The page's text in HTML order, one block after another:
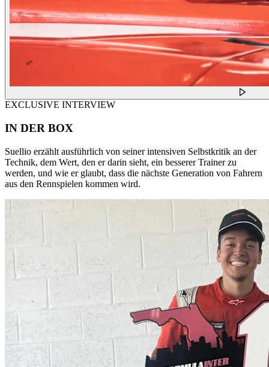
EXCLUSIVE INTERVIEW
IN DER BOX
Suellio erzählt ausführlich von seiner intensiven Selbstkritik an der
Technik, dem Wert, den er darin sieht, ein besserer Trainer zu
werden, und wie er glaubt, dass die nächste Generation von Fahrern
aus den Rennspielen kommen wird.